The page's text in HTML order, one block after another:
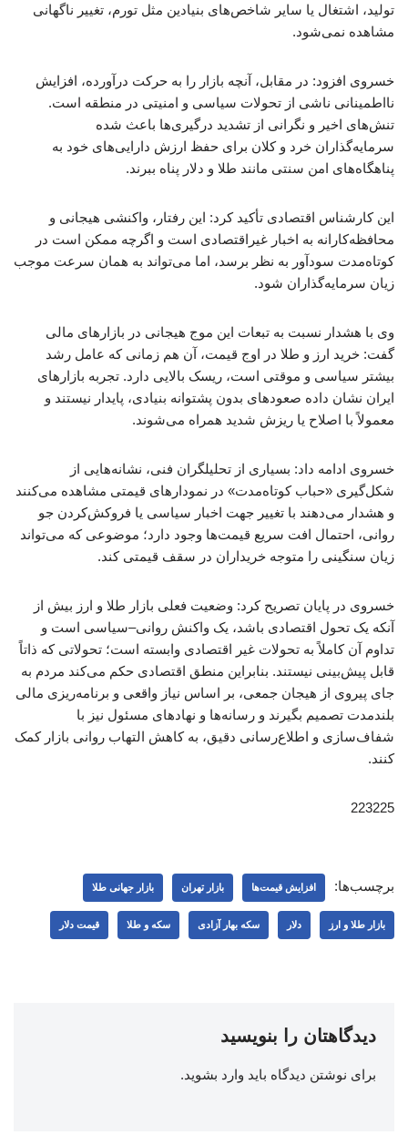
تولید، اشتغال یا سایر شاخص‌های بنیادین مثل تورم، تغییر ناگهانی
مشاهده نمی‌شود.
خسروی افزود: در مقابل، آنچه بازار را به حرکت درآورده، افزایش
نااطمینانی ناشی از تحولات سیاسی و امنیتی در منطقه است.
تنش‌های اخیر و نگرانی از تشدید درگیری‌ها باعث شده
سرمایه‌گذاران خرد و کلان برای حفظ ارزش دارایی‌های خود به
پناهگاه‌های امن سنتی مانند طلا و دلار پناه ببرند.
این کارشناس اقتصادی تأکید کرد: این رفتار، واکنشی هیجانی و
محافظه‌کارانه به اخبار غیراقتصادی است و اگرچه ممکن است در
کوتاه‌مدت سودآور به نظر برسد، اما می‌تواند به همان سرعت موجب
زیان سرمایه‌گذاران شود.
وی با هشدار نسبت به تبعات این موج هیجانی در بازارهای مالی
گفت: خرید ارز و طلا در اوج قیمت، آن هم زمانی که عامل رشد
بیشتر سیاسی و موقتی است، ریسک بالایی دارد. تجربه بازارهای
ایران نشان داده صعودهای بدون پشتوانه بنیادی، پایدار نیستند و
معمولاً با اصلاح یا ریزش شدید همراه می‌شوند.
خسروی ادامه داد: بسیاری از تحلیلگران فنی، نشانه‌هایی از
شکل‌گیری «حباب کوتاه‌مدت» در نمودارهای قیمتی مشاهده می‌کنند
و هشدار می‌دهند با تغییر جهت اخبار سیاسی یا فروکش‌کردن جو
روانی، احتمال افت سریع قیمت‌ها وجود دارد؛ موضوعی که می‌تواند
زیان سنگینی را متوجه خریداران در سقف قیمتی کند.
خسروی در پایان تصریح کرد: وضعیت فعلی بازار طلا و ارز بیش از
آنکه یک تحول اقتصادی باشد، یک واکنش روانی–سیاسی است و
تداوم آن کاملاً به تحولات غیر اقتصادی وابسته است؛ تحولاتی که ذاتاً
قابل پیش‌بینی نیستند. بنابراین منطق اقتصادی حکم می‌کند مردم به
جای پیروی از هیجان جمعی، بر اساس نیاز واقعی و برنامه‌ریزی مالی
بلندمدت تصمیم بگیرند و رسانه‌ها و نهادهای مسئول نیز با
شفاف‌سازی و اطلاع‌رسانی دقیق، به کاهش التهاب روانی بازار کمک
کنند.
223225
برچسب‌ها: افزایش قیمت‌ها بازار تهران بازار جهانی طلا
بازار طلا و ارز دلار سکه بهار آزادی سکه و طلا قیمت دلار
دیدگاهتان را بنویسید
برای نوشتن دیدگاه باید وارد بشوید.